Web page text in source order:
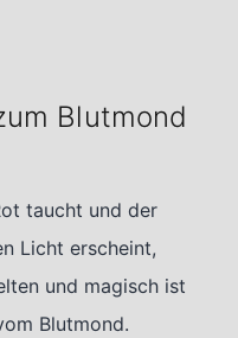
Blutmond
taucht und der
Licht erscheint,
und magisch ist
Blutmond.